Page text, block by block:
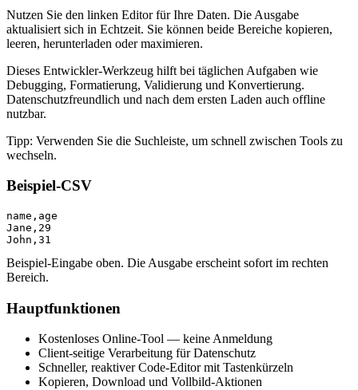
Nutzen Sie den linken Editor für Ihre Daten. Die Ausgabe
aktualisiert sich in Echtzeit. Sie können beide Bereiche kopieren,
leeren, herunterladen oder maximieren.
Dieses Entwickler‑Werkzeug hilft bei täglichen Aufgaben wie
Debugging, Formatierung, Validierung und Konvertierung.
Datenschutzfreundlich und nach dem ersten Laden auch offline
nutzbar.
Tipp: Verwenden Sie die Suchleiste, um schnell zwischen Tools zu
wechseln.
Beispiel‑CSV
name,age
Jane,29
John,31
Beispiel‑Eingabe oben. Die Ausgabe erscheint sofort im rechten
Bereich.
Hauptfunktionen
Kostenloses Online‑Tool — keine Anmeldung
Client‑seitige Verarbeitung für Datenschutz
Schneller, reaktiver Code‑Editor mit Tastenkürzeln
Kopieren, Download und Vollbild‑Aktionen